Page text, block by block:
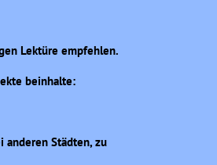
Lektüre empfehlen.
beinhalte:
Städten, zu